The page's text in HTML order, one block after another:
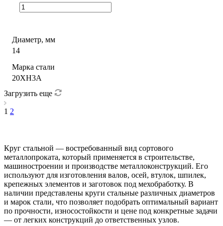
Диаметр, мм
14
Марка стали
20ХН3А
Загрузить еще
1 2
Круг стальной — востребованный вид сортового
металлопроката, который применяется в строительстве,
машиностроении и производстве металлоконструкций. Его
используют для изготовления валов, осей, втулок, шпилек,
крепежных элементов и заготовок под мехобработку. В
наличии представлены круги стальные различных диаметров
и марок стали, что позволяет подобрать оптимальный вариант
по прочности, износостойкости и цене под конкретные задачи
— от легких конструкций до ответственных узлов.